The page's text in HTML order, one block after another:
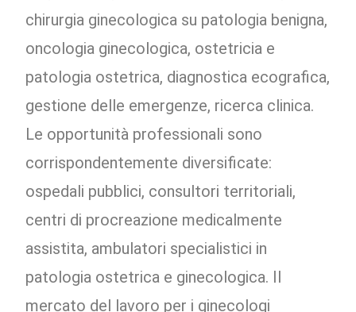
chirurgia ginecologica su patologia benigna,
oncologia ginecologica, ostetricia e
patologia ostetrica, diagnostica ecografica,
gestione delle emergenze, ricerca clinica.
Le opportunità professionali sono
corrispondentemente diversificate:
ospedali pubblici, consultori territoriali,
centri di procreazione medicalmente
assistita, ambulatori specialistici in
patologia ostetrica e ginecologica. Il
mercato del lavoro per i ginecologi